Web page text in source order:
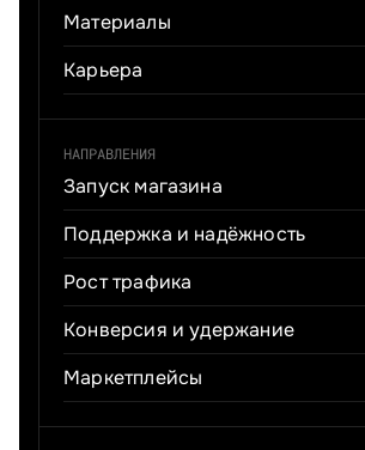
Материалы
Карьера
НАПРАВЛЕНИЯ
Запуск магазина
Поддержка и надёжность
Рост трафика
Конверсия и удержание
Маркетплейсы